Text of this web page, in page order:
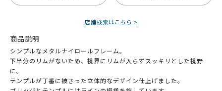
店舗検索はこちら >
商品説明
シンプルなメタルナイロールフレーム。
下半分のリムがないため、視界にリムが入らずスッキリとした視野
に。
テンプルが丁番に被さった立体的なデザイン仕上げました。